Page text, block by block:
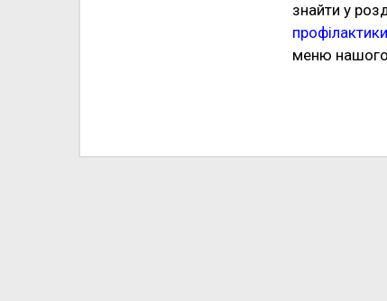
знайти у
меню нашого